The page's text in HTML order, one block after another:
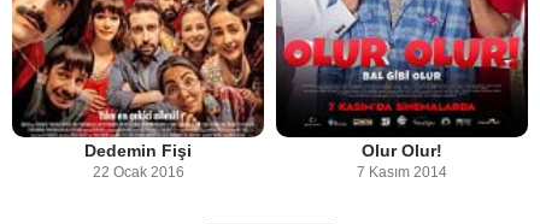
Dedemin Fişi
22 Ocak 2016
Olur Olur!
7 Kasım 2014